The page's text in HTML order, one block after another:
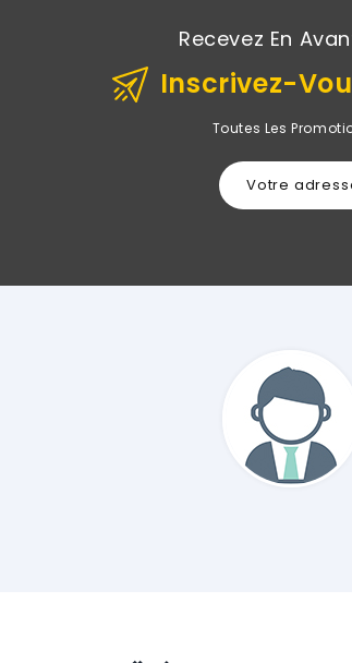
Recevez En
Inscrivez-
Toutes Les
Ne Regrette Pas Du Tout Mon Choix ! Tout
Décrit Sur Le Site Et Comme
Génial Et Impeccable !! .... Merci Encore."